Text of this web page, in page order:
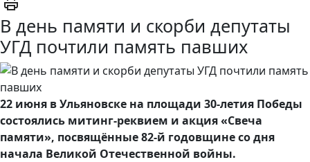
В день памяти и скорби депутаты
УГД почтили память павших
22 июня в Ульяновске на площади 30-летия Победы
состоялись митинг-реквием и акция «Свеча
памяти», посвящённые 82-й годовщине со дня
начала Великой Отечественной войны.